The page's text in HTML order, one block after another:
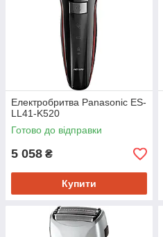
Електробритва Panasonic ES-
LL41-K520
Готово до відправки
5 058 ₴
Купити